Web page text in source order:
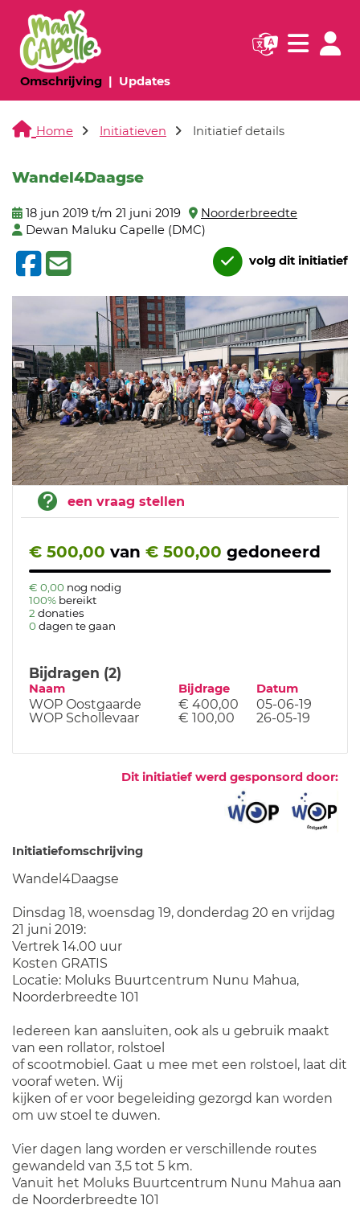
Omschrijving(huidige pagina)
Updates(huidige pagina)
Navigatie
Home Initiatieven Initiatief details
Wandel4Daagse
18 jun 2019 t/m 21 juni 2019
Noorderbreedte
Dewan Maluku Capelle (DMC)
volg dit initiatief
een vraag stellen
€ 500,00 van € 500,00 gedoneerd
€ 0,00 nog nodig
100% bereikt
2 donaties
0 dagen te gaan
Bijdragen (2)
Naam Bijdrage Datum
WOP Oostgaarde € 400,00
05-06-19
WOP Schollevaar
€ 100,00 26-05-19
Dit initiatief werd gesponsord door:
Initiatiefomschrijving
Wandel4Daagse
Dinsdag 18, woensdag 19, donderdag 20 en vrijdag
21 juni 2019:
Vertrek 14.00 uur
Kosten GRATIS
Locatie: Moluks Buurtcentrum Nunu Mahua,
Noorderbreedte 101
Iedereen kan aansluiten, ook als u gebruik maakt
van een rollator, rolstoel
of scootmobiel. Gaat u mee met een rolstoel, laat dit
vooraf weten. Wij
kijken of er voor begeleiding gezorgd kan worden
om uw stoel te duwen.
Vier dagen lang worden er verschillende routes
gewandeld van 3,5 tot 5 km.
Vanuit het Moluks Buurtcentrum Nunu Mahua aan
de Noorderbreedte 101